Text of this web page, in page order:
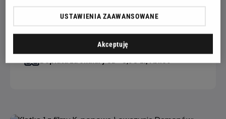
22,90 ZŁ 26,90 ZŁ
Dopłata internetowa 1,50 zł/1 bilet
Dopłata za okulary 3D +3,90 zł/1 bilet
USTAWIENIA ZAAWANSOWANE
Akceptuję